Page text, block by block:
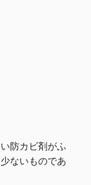
防カビ剤がふ
ないものであ